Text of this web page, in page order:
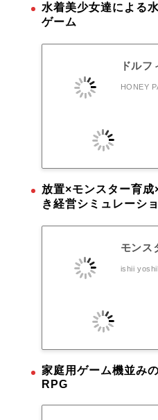
水着美少女達による
ゲーム
ドル
HONEY
放置×モンスター育
き経営シミュレーシ
モンス
ishii
家庭用ゲーム機並み
RPG